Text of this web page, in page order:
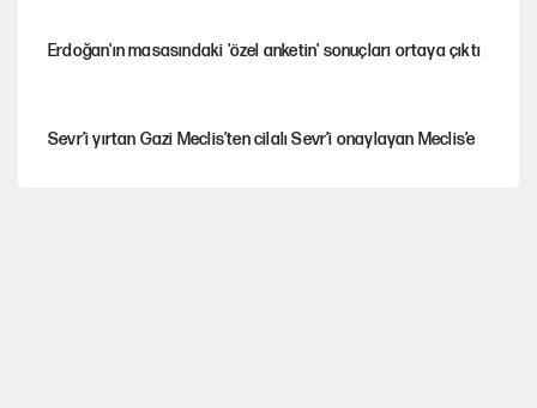
Erdoğan'ın masasındaki 'özel anketin' sonuçları ortaya çıktı
Sevr’i yırtan Gazi Meclis’ten cilalı Sevr’i onaylayan Meclis’e